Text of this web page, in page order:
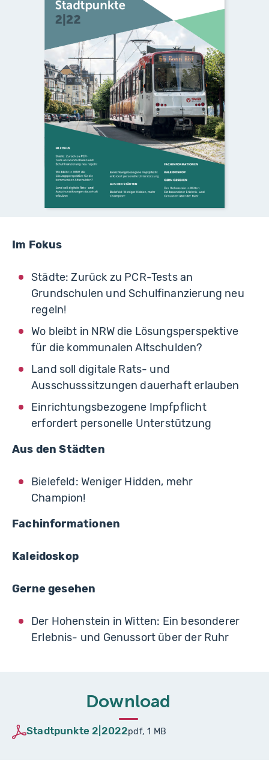
Im Fokus
Städte: Zurück zu PCR-Tests an
Grundschulen und Schulfinanzierung neu
regeln!
Wo bleibt in NRW die Lösungsperspektive
für die kommunalen Altschulden?
Land soll digitale Rats- und
Ausschusssitzungen dauerhaft erlauben
Einrichtungsbezogene Impfpflicht
erfordert personelle Unterstützung
Aus den Städten
Bielefeld: Weniger Hidden, mehr
Champion!
Fachinformationen
Kaleidoskop
Gerne gesehen
Der Hohenstein in Witten: Ein besonderer
Erlebnis- und Genussort über der Ruhr
Download
Stadtpunkte 2|2022pdf, 1 MB